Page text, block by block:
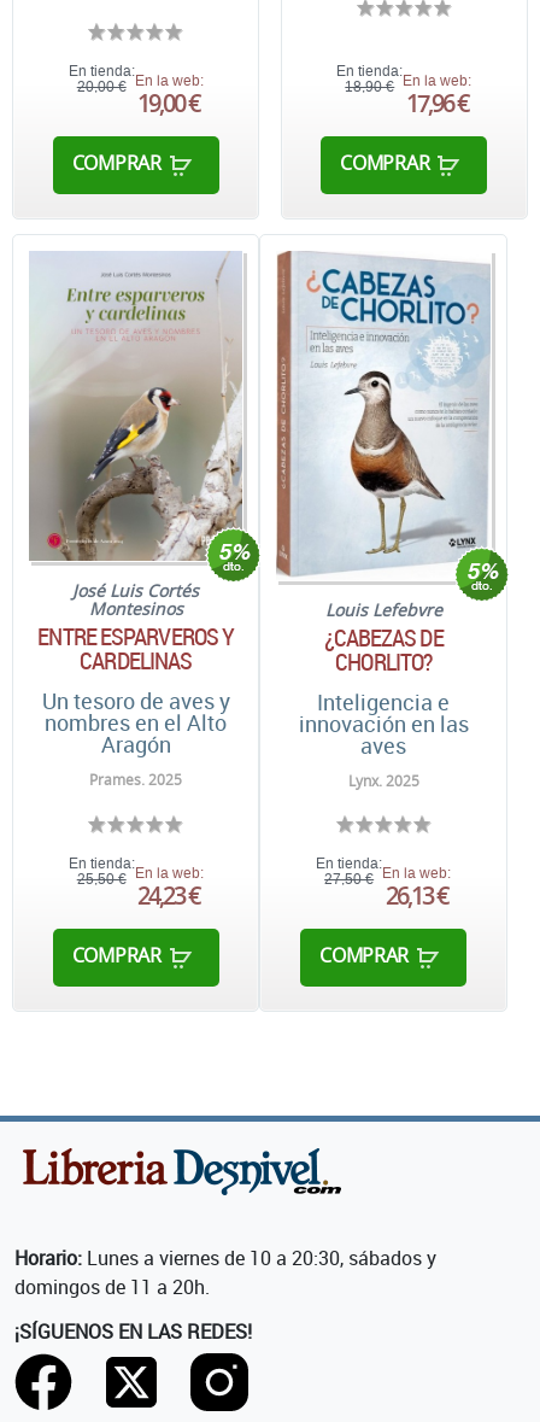
En tienda:
20,00 € En la web:
19,00 €
COMPRAR
En tienda:
18,90 € En la web:
17,96 €
COMPRAR
José Luis Cortés
Montesinos
ENTRE ESPARVEROS Y
CARDELINAS
Un tesoro de aves y
nombres en el Alto
Aragón
Prames. 2025
En tienda:
25,50 € En la web:
24,23 €
COMPRAR
Louis Lefebvre
¿CABEZAS DE
CHORLITO?
Inteligencia e
innovación en las
aves
Lynx. 2025
En tienda:
27,50 € En la web:
26,13 €
COMPRAR
Horario: Lunes a viernes de 10 a 20:30, sábados y
domingos de 11 a 20h.
¡SÍGUENOS EN LAS REDES!